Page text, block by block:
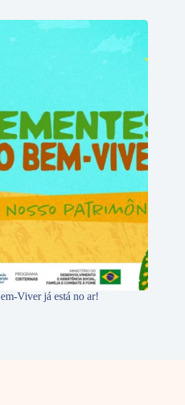
Viver já está no ar!